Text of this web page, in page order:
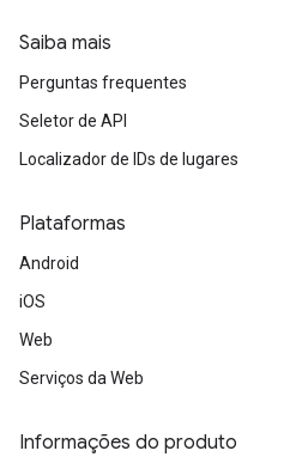
Saiba mais
Perguntas frequentes
Seletor de API
Localizador de IDs de lugares
Plataformas
Android
iOS
Web
Serviços da Web
Informações do produto